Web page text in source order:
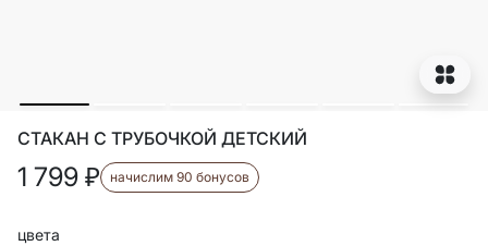
СТАКАН С ТРУБОЧКОЙ ДЕТСКИЙ
1 799 ₽ начислим 90 бонусов
цвета